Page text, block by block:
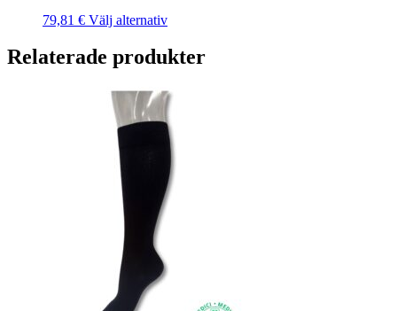
De
alternativen
väljas
på
produktsidan
79,81 € Välj alternativDen
produkten
har
varianter.
olika
alternativen
kan
väljas
på
Relaterade produkter